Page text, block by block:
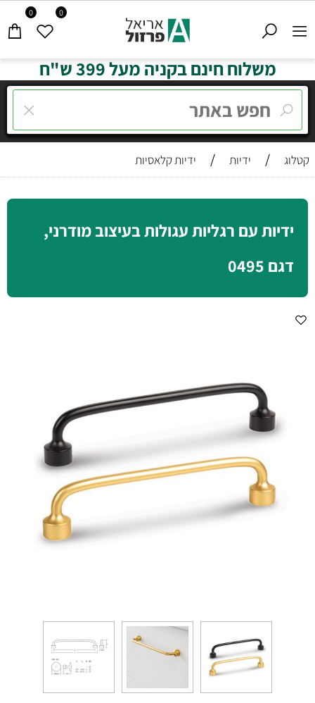
0 0
משלוח חינם בקניה מעל 399 ש"ח
קטלוג / ידיות / ידיות קלאסיות
ידיות עם רגליות עגולות בעיצוב מודרני,
דגם 0495